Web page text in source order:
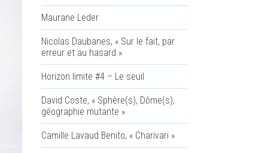
Maurane Leder
Nicolas Daubanes, « Sur le fait, par
erreur et au hasard »
Horizon limite #4 – Le seuil
David Coste, « Sphère(s), Dôme(s),
géographie mutante »
Camille Lavaud Benito, « Charivari »